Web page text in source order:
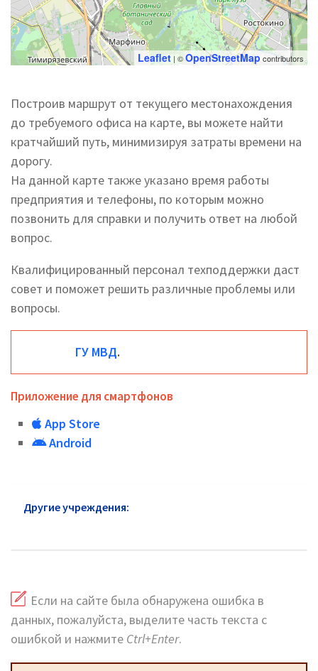
Leaflet | ©OpenStreetMap contributors
Построив маршрут от текущего местонахождения
до требуемого офиса на карте, вы можете найти
кратчайший путь, минимизируя затраты времени на
дорогу.
На данной карте также указано время работы
предприятия и телефоны, по которым можно
позвонить для справки и получить ответ на любой
вопрос.
Квалифицированный персонал техподдержки даст
совет и поможет решить различные проблемы или
вопросы.
ГУ МВД.
Приложение для смартфонов
App Store
Android
Другие учреждения:
Если на сайте была обнаружена ошибка в
данных, пожалуйста, выделите часть текста с
ошибкой и нажмите Ctrl+Enter.